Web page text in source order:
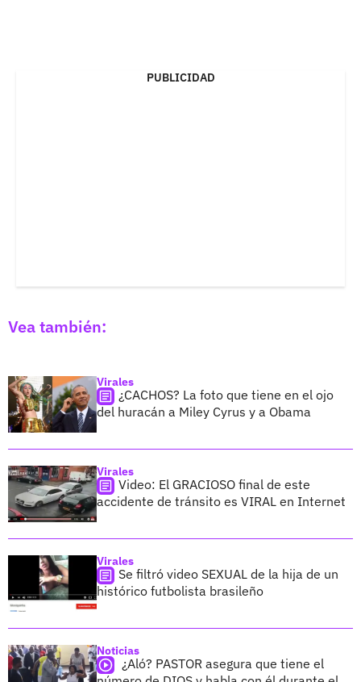
PUBLICIDAD
Vea también:
Virales
¿CACHOS? La foto que tiene en el ojo
del huracán a Miley Cyrus y a Obama
Virales
Video: El GRACIOSO final de este
accidente de tránsito es VIRAL en Internet
Virales
Se filtró video SEXUAL de la hija de un
histórico futbolista brasileño
Noticias
¿Aló? PASTOR asegura que tiene el